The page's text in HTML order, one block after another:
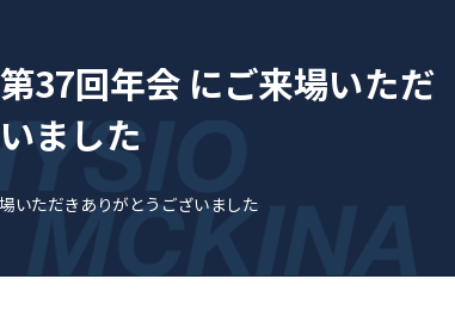
37回年会 にご来場いただ
ました
いただきありがとうございました